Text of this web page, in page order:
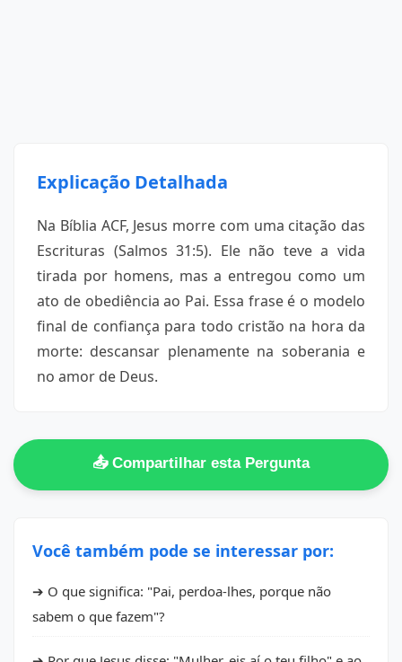
Explicação Detalhada
Na Bíblia ACF, Jesus morre com uma citação das
Escrituras (Salmos 31:5). Ele não teve a vida
tirada por homens, mas a entregou como um
ato de obediência ao Pai. Essa frase é o modelo
final de confiança para todo cristão na hora da
morte: descansar plenamente na soberania e
no amor de Deus.
📤 Compartilhar esta Pergunta
Você também pode se interessar por:
➔ O que significa: "Pai, perdoa-lhes, porque não
sabem o que fazem"?